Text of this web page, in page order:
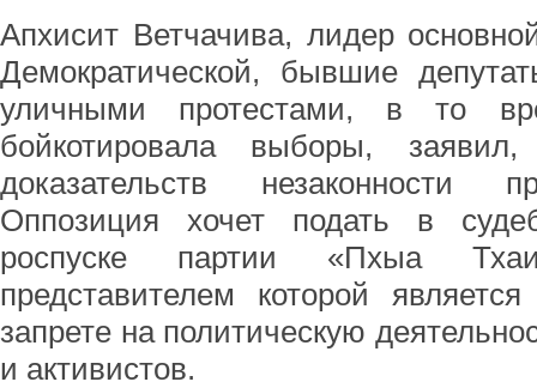
Апхисит Ветчачива, лидер
Демократической, бывшие
уличными протестами, в то
бойкотировала выборы,
доказательств незаконности
Оппозиция хочет подать в
роспуске партии «Пхыа
представителем которой
запрете на политическую
и активистов.